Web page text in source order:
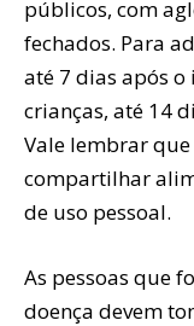
públicos, com
fechados. Para
até 7 dias após
crianças, até 14
Vale lembrar
compartilhar
de uso pessoal.
As pessoas que
doença devem